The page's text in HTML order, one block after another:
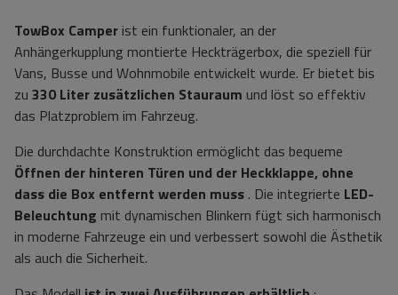
TowBox Camper ist ein funktionaler, an der
Anhängerkupplung montierte Heckträgerbox, die speziell für
Vans, Busse und Wohnmobile entwickelt wurde. Er bietet bis
zu 330 Liter zusätzlichen Stauraum und löst so effektiv
das Platzproblem im Fahrzeug.
Die durchdachte Konstruktion ermöglicht das bequeme
Öffnen der hinteren Türen und der Heckklappe, ohne
dass die Box entfernt werden muss . Die integrierte LED-
Beleuchtung mit dynamischen Blinkern fügt sich harmonisch
in moderne Fahrzeuge ein und verbessert sowohl die Ästhetik
als auch die Sicherheit.